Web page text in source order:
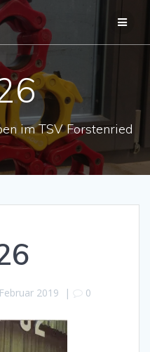
im TSV Forstenried
2019 | 0